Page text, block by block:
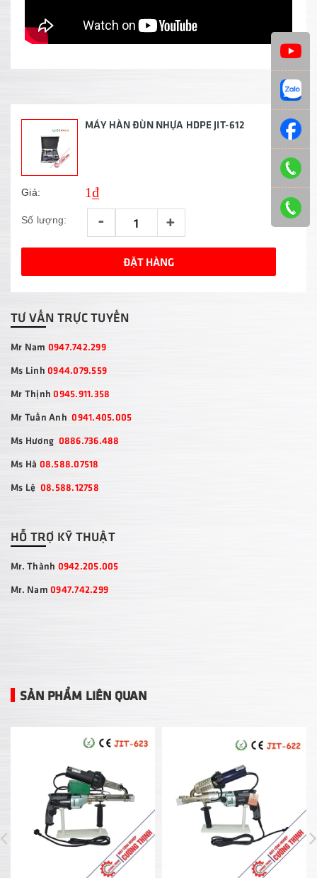
MÁY HÀN ĐÙN NHỰA HDPE JIT-612
Giá: 1₫
Số lượng: - +
ĐẶT HÀNG
TƯ VẤN TRỰC TUYẾN
Mr Nam 0947.742.299
Ms Linh 0944.079.559
Mr Thịnh0945.911.358
Mr Tuấn Anh0941.405.005
Ms Hương 0886.736.488
Ms Hà 08.588.07518
Ms Lệ 08.588.12758
HỖ TRỢ KỸ THUẬT
Mr. Thành 0942.205.005
Mr. Nam 0947.742.299
SẢN PHẨM LIÊN QUAN